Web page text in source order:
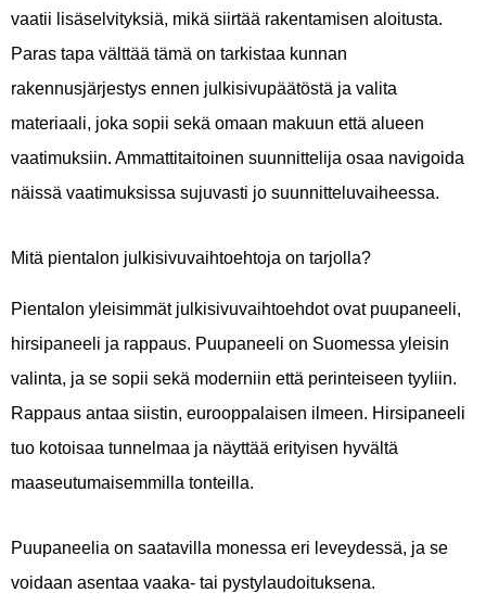
vaatii lisäselvityksiä, mikä siirtää rakentamisen aloitusta.
Paras tapa välttää tämä on tarkistaa kunnan
rakennusjärjestys ennen julkisivupäätöstä ja valita
materiaali, joka sopii sekä omaan makuun että alueen
vaatimuksiin. Ammattitaitoinen suunnittelija osaa navigoida
näissä vaatimuksissa sujuvasti jo suunnitteluvaiheessa.
Mitä pientalon julkisivuvaihtoehtoja on tarjolla?
Pientalon yleisimmät julkisivuvaihtoehdot ovat puupaneeli,
hirsipaneeli ja rappaus. Puupaneeli on Suomessa yleisin
valinta, ja se sopii sekä moderniin että perinteiseen tyyliin.
Rappaus antaa siistin, eurooppalaisen ilmeen. Hirsipaneeli
tuo kotoisaa tunnelmaa ja näyttää erityisen hyvältä
maaseutumaisemmilla tonteilla.
Puupaneelia on saatavilla monessa eri leveydessä, ja se
voidaan asentaa vaaka- tai pystylaudoituksena.